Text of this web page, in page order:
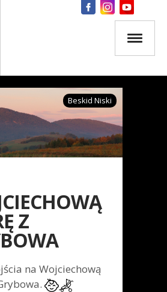
Beskid Niski
Z
na Wojciechową